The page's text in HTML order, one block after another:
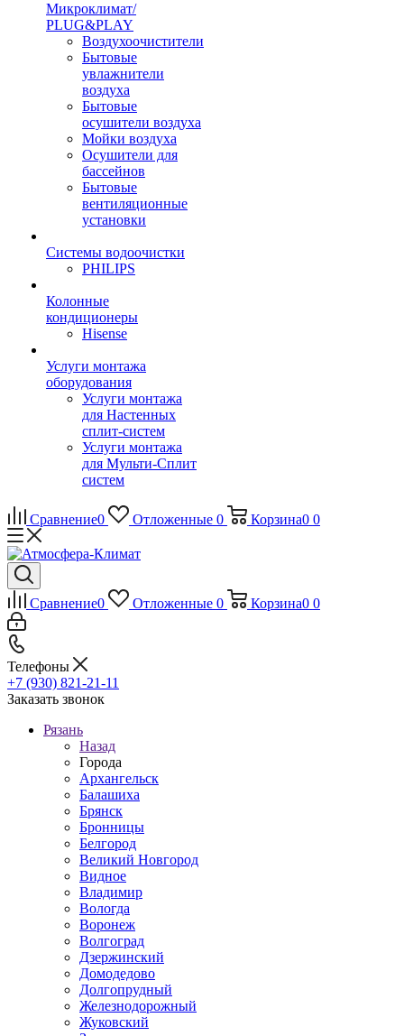
Микроклимат/
PLUG&PLAY
Воздухоочистители
Бытовые
увлажнители
воздуха
Бытовые
осушители воздуха
Мойки воздуха
Осушители для
бассейнов
Бытовые
вентиляционные
установки
Системы водоочистки
PHILIPS
Колонные
кондиционеры
Hisense
Услуги монтажа
оборудования
Услуги монтажа
для Настенных
сплит-систем
Услуги монтажа
для Мульти-Сплит
систем
Сравнение0 Отложенные 0 Корзина0 0
Сравнение0 Отложенные 0 Корзина0 0
Телефоны
+7 (930) 821-21-11
Заказать звонок
Рязань
Назад
Города
Архангельск
Балашиха
Брянск
Бронницы
Белгород
Великий Новгород
Видное
Владимир
Вологда
Воронеж
Волгоград
Дзержинский
Домодедово
Долгопрудный
Железнодорожный
Жуковский